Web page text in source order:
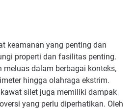
keamanan yang penting dan
properti dan fasilitas penting.
meluas dalam berbagai konteks,
hingga olahraga ekstrim.
silet juga memiliki dampak
yang perlu diperhatikan. Oleh